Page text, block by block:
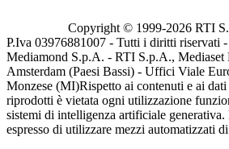
Copyright © 1999-2026 RTI
P.Iva 03976881007 - Tutti i diritti riservati
Mediamond S.p.A. - RTI S.p.A., Mediaset
Amsterdam (Paesi Bassi) - Uffici Viale
Monzese (MI)Rispetto ai contenuti e ai
riprodotti è vietata ogni utilizzazione
sistemi di intelligenza artificiale
espresso di utilizzare mezzi automatizzati